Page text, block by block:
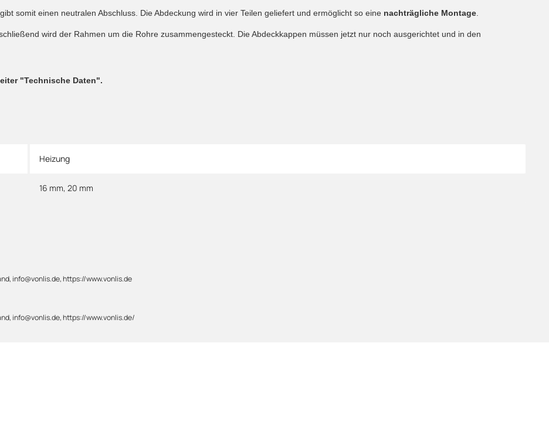
Heizung
16 mm, 20 mm
somit einen neutralen Abschluss. Die Abdeckung wird in vier Teilen geliefert und ermöglicht so eine nachträgliche Montage
wird der Rahmen um die Rohre zusammengesteckt. Die Abdeckkappen müssen jetzt nur noch ausgerichtet und in den
"Technische Daten".
info@vonlis.de, https://www.vonlis.de
info@vonlis.de, https://www.vonlis.de/